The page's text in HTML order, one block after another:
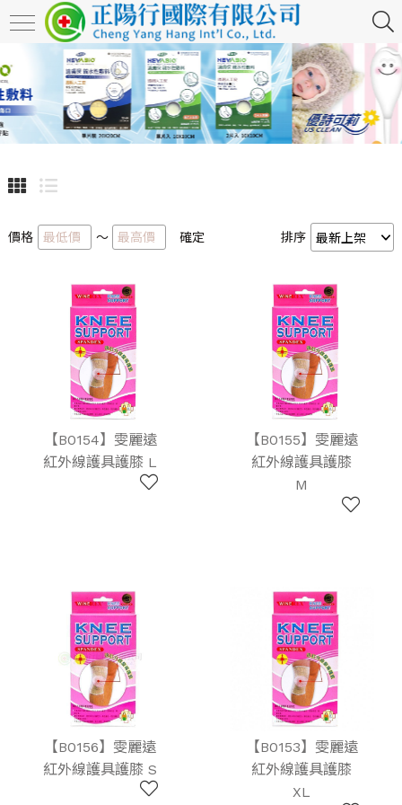
價格 ～ 確定 排序
【B0154】雯麗遠
紅外線護具護膝 L
【B0155】雯麗遠
紅外線護具護膝
M
【B0156】雯麗遠
紅外線護具護膝 S
【B0153】雯麗遠
紅外線護具護膝
XL